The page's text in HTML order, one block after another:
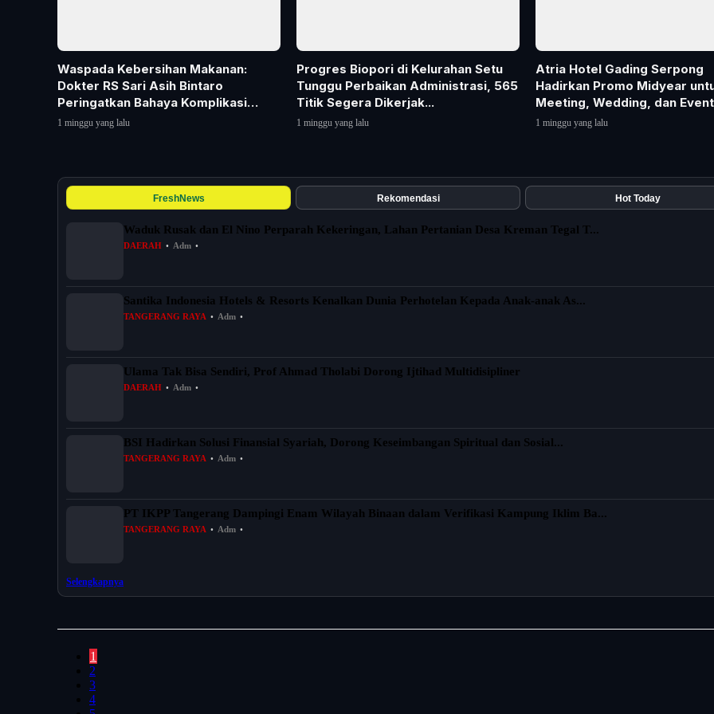
Waspada Kebersihan Makanan:
Dokter RS Sari Asih Bintaro
Peringatkan Bahaya Komplikasi
Tipe...
1 minggu yang lalu
Progres Biopori di Kelurahan Setu
Tunggu Perbaikan Administrasi, 565
Titik Segera Dikerjak...
1 minggu yang lalu
Atria Hotel Gading Serpong
Hadirkan Promo Midyear
Meeting, Wedding, dan Event
1 minggu yang lalu
FreshNews Rekomendasi Hot Today
Waduk Rusak dan El Nino Perparah Kekeringan, Lahan Pertanian Desa Kreman Tegal T...
DAERAH • Adm •
Santika Indonesia Hotels & Resorts Kenalkan Dunia Perhotelan Kepada Anak-anak As...
TANGERANG RAYA • Adm •
Ulama Tak Bisa Sendiri, Prof Ahmad Tholabi Dorong Ijtihad Multidisipliner
DAERAH • Adm •
BSI Hadirkan Solusi Finansial Syariah, Dorong Keseimbangan Spiritual dan Sosial...
TANGERANG RAYA • Adm •
PT IKPP Tangerang Dampingi Enam Wilayah Binaan dalam Verifikasi Kampung Iklim Ba...
TANGERANG RAYA • Adm •
Selengkapnya
1
2
3
4